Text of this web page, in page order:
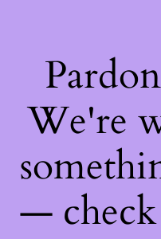
We're
— check